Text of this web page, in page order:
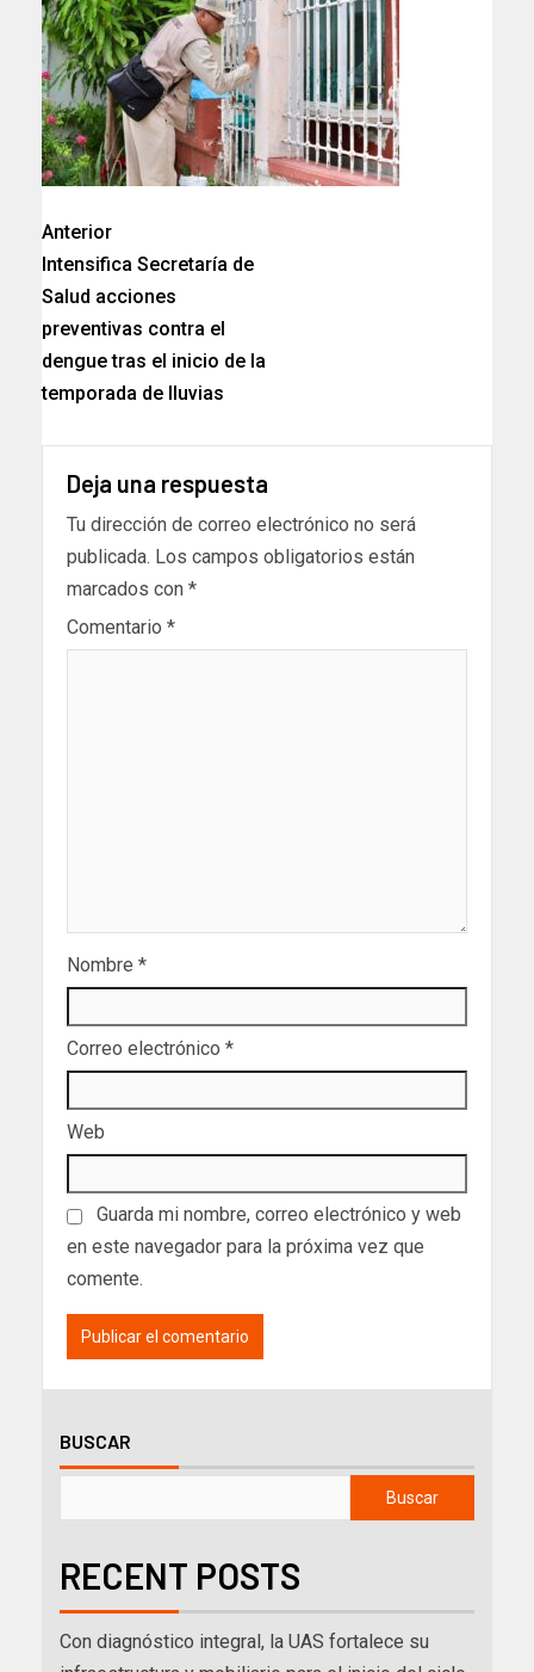
Anterior
Intensifica Secretaría de
Salud acciones
preventivas contra el
dengue tras el inicio de la
temporada de lluvias
Deja una respuesta
Tu dirección de correo electrónico no será
publicada. Los campos obligatorios están
marcados con *
Comentario *
Nombre *
Correo electrónico *
Web
Guarda mi nombre, correo electrónico y web
en este navegador para la próxima vez que
comente.
BUSCAR
Buscar
RECENT POSTS
Con diagnóstico integral, la UAS fortalece su